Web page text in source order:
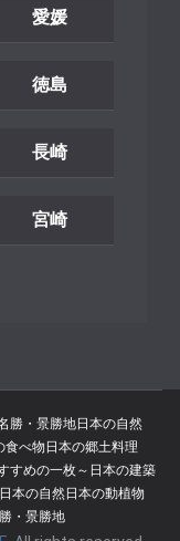
愛媛
徳島
長崎
宮崎
勝・景勝地日本の自然
食べ物 日本の郷土料理
すめの一枚～ 日本の建築
日本の自然日本の動植物
・景勝地